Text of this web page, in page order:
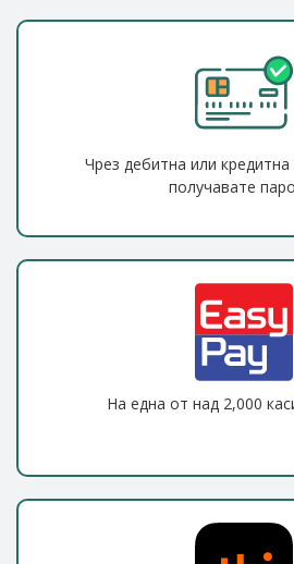
Чрез дебитна или кредитна
получавате
На една от над 2,000